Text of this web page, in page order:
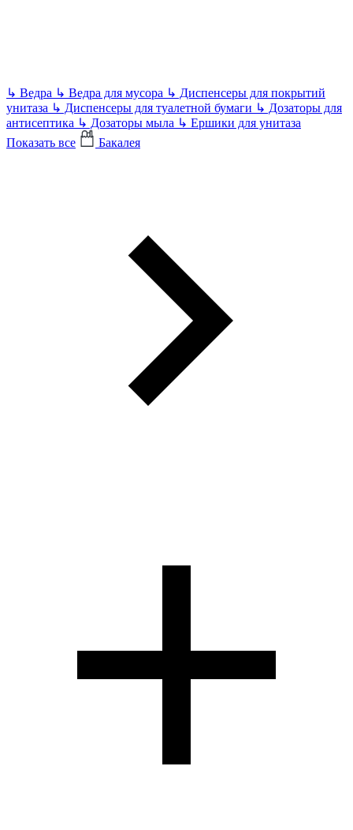
↳ Ведра ↳ Ведра для мусора ↳ Диспенсеры для покрытий
унитаза ↳ Диспенсеры для туалетной бумаги ↳ Дозаторы для
антисептика ↳ Дозаторы мыла ↳ Ершики для унитаза
Показать все
Бакалея